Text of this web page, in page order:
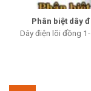
Phân biệt dây
Dây điện lõi đồng